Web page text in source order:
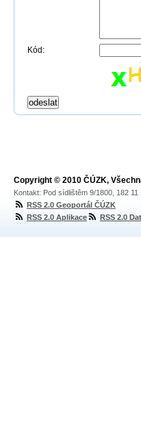
Kód:
Copyright © 2010 ČÚZK,
Kontakt: Pod sídlištěm 9/1800, 182
RSS 2.0 Geoportál ČÚZK
RSS 2.0 Aplikace
RSS 2.0